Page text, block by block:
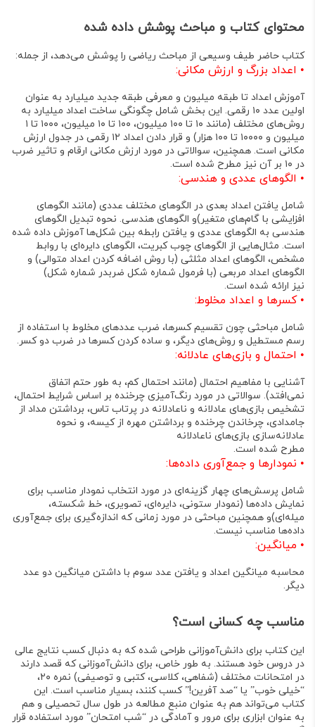
محتوای کتاب و مباحث پوشش داده شده
کتاب حاضر طیف وسیعی از مباحث ریاضی را پوشش می‌دهد، از جمله:
• اعداد بزرگ و ارزش مکانی:
آموزش اعداد تا طبقه میلیون و معرفی طبقه جدید میلیارد به عنوان
اولین عدد ۱۰ رقمی
. این بخش شامل چگونگی ساخت اعداد میلیارد به
روش‌های مختلف (مانند ۱۰ تا ۱۰۰ میلیون، ۱۰۰ تا ۱۰ میلیون، ۱۰۰۰ تا ۱
میلیون و ۱۰۰۰۰ تا ۱۰۰ هزار)
و قرار دادن اعداد ۱۲ رقمی در جدول ارزش
مکانی است. همچنین، سوالاتی در مورد ارزش مکانی ارقام و تاثیر ضرب
در ۱۰ بر آن نیز مطرح شده است
.
• الگوهای عددی و هندسی:
شامل یافتن اعداد بعدی در الگوهای مختلف عددی (مانند الگوهای
افزایشی با گام‌های متغیر)و الگوهای هندسی. نحوه تبدیل الگوهای
هندسی به الگوهای عددی و یافتن رابطه بین شکل‌ها آموزش داده شده
است. مثال‌هایی از الگوهای چوب کبریت، الگوهای دایره‌ای با روابط
مشخص، الگوهای اعداد مثلثی (با روش اضافه کردن اعداد متوالی) و
الگوهای اعداد مربعی (با فرمول شماره شکل ضربدر شماره شکل)
نیز ارائه شده است.
•کسرها و اعداد مخلوط:
شامل مباحثی چون تقسیم کسرها، ضرب عددهای مخلوط با استفاده از
رسم مستطیل و روش‌های دیگر، و ساده کردن کسرها در ضرب دو کسر .
• احتمال و بازی‌های عادلانه:
آشنایی با مفاهیم احتمال (مانند احتمال کم، به طور حتم اتفاق
نمی‌افتد). سوالاتی در مورد رنگ‌آمیزی چرخنده بر اساس شرایط احتمال،
تشخیص بازی‌های عادلانه و ناعادلانه در پرتاب تاس، برداشتن مداد از
جامدادی، چرخاندن چرخنده و برداشتن مهره از کیسه، و نحوه
عادلانه‌سازی بازی‌های ناعادلانه
مطرح شده است.
• نمودارها و جمع‌آوری داده‌ها:
شامل پرسش‌های چهار گزینه‌ای در مورد انتخاب نمودار مناسب برای
نمایش داده‌ها (نمودار ستونی، دایره‌ای، تصویری، خط شکسته،
میله‌ای)و همچنین مباحثی در مورد زمانی که اندازه‌گیری برای جمع‌آوری
داده‌ها مناسب نیست.
• میانگین:
محاسبه میانگین اعداد و یافتن عدد سوم با داشتن میانگین دو عدد
دیگر .
مناسب چه کسانی است؟
این کتاب برای دانش‌آموزانی طراحی شده که به دنبال کسب نتایج عالی
در دروس خود هستند. به طور خاص، برای دانش‌آموزانی که قصد دارند
در امتحانات مختلف (شفاهی، کلاسی، کتبی و توصیفی)
نمره ۲۰،
“خیلی خوب” یا “صد آفرین!”کسب کنند، بسیار مناسب است. این
کتاب می‌تواند هم به عنوان منبع مطالعه در طول سال تحصیلی و هم
به عنوان ابزاری برای مرور و آمادگی در “شب امتحان” مورد استفاده قرار